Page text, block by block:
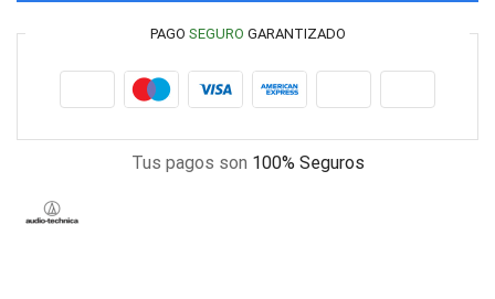
PAGO SEGURO GARANTIZADO
Tus pagos son 100% Seguros